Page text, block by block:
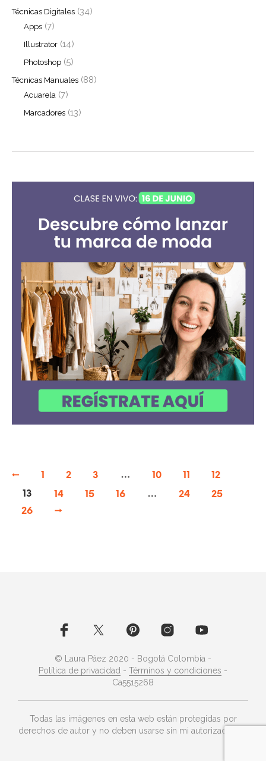
Técnicas Digitales (34)
Apps (7)
Illustrator (14)
Photoshop (5)
Técnicas Manuales (88)
Acuarela (7)
Marcadores (13)
← 1 2 3 … 10 11
12
13
14 15 16 … 24
25
26
→
© Laura Páez 2020 - Bogotá Colombia -
Política de privacidad - Términos y condiciones -
Ca5515268
Todas las imágenes en esta web están protegidas por
derechos de autor y no deben usarse sin mi autorización ©